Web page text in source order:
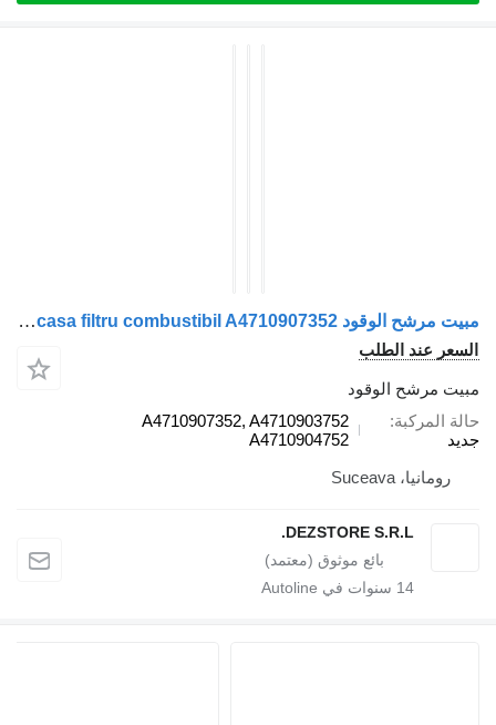
مبيت مرشح الوقود Carcasa filtru combustibil A4710907352 لـ السيارات القاطرة Mercedes-Benz ACTROS MP4
عند الطلب
مرشح الوقود
المركبة
A4710907352, A4710903752
A4710904752
رومانيا، Suceava
DEZSTORE S.R.L.
سنوات في Autoline